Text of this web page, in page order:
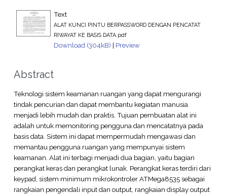
Text
ALAT KUNCI PINTU BERPASSWORD DENGAN PENCATAT
RIWAYAT KE BASIS DATA.pdf
Download (304kB) | Preview
Abstract
Teknologi sistem keamanan ruangan yang dapat mengurangi
tindak pencurian dan dapat membantu kegiatan manusia
menjadi lebih mudah dan praktis. Tujuan pembuatan alat ini
adalah untuk memonitoring pengguna dan mencatatnya pada
basis data. Sistem ini dapat mempermudah mengawasi dan
memantau pengguna ruangan yang mempunyai sistem
keamanan. Alat ini terbagi menjadi dua bagian, yaitu bagian
perangkat keras dan perangkat lunak. Perangkat keras terdiri dari
keypad, sistem minimum mikrokontroler ATMega8535 sebagai
rangkaian pengendali input dan output, rangkaian display output